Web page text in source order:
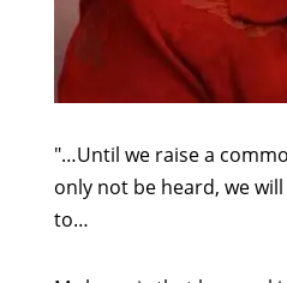
"…Until we raise a
only not be heard, we
to…